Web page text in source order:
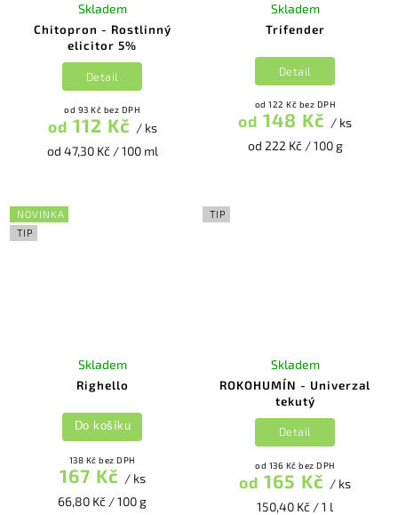
Chitopron - Rostlinný
elicitor 5%
Skladem
od 93 Kč bez DPH
od 112 Kč / ks
od 47,30 Kč / 100 ml
Detail
Trifender
Skladem
od 122 Kč bez DPH
od 148 Kč / ks
od 222 Kč / 100 g
Detail
NOVINKA
TIP
Righello
Skladem
138 Kč bez DPH
167 Kč / ks
66,80 Kč / 100 g
Do košíku
TIP
ROKOHUMÍN - Univerzal
tekutý
Skladem
od 136 Kč bez DPH
od 165 Kč / ks
150,40 Kč / 1 l
Detail